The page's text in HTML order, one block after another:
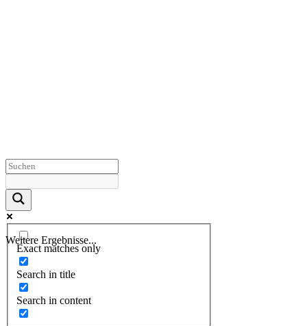
Weitere Ergebnisse...
Exact matches only
Search in title
Search in content